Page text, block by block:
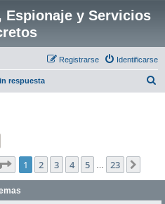
Espionaje y Servicios
Identificarse
Registrarse
respuesta
Página de 23
1 2 3 4 5 23